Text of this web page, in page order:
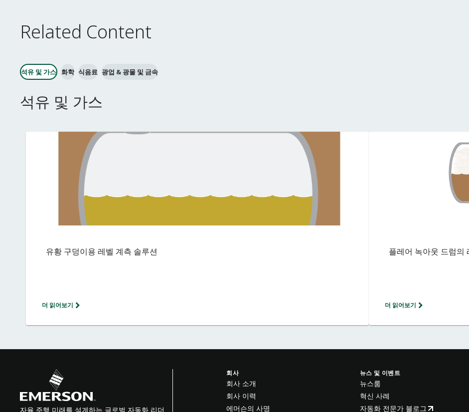
Related Content
석유 및 가스 화학 식음료 광업 & 광물 및 금속
석유 및 가스
유황 구덩이용 레벨 계측 솔루션
더 읽어보기
플레어 녹아웃 드럼의
더 읽어보기
자율 주행 미래를 설계하는 글로벌 자동화 리더.
회사
회사 소개
회사 이력
에머슨의 사명
뉴스 및 이벤트
뉴스룸
혁신 사례
자동화 전문가 블로그